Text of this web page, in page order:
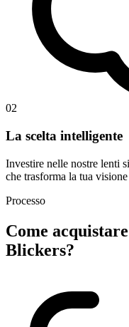
02
La scelta intelligente
Investire nelle nostre lenti
che trasforma la tua
Processo
Come acquistare
Blickers?